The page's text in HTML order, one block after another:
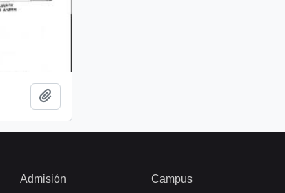
Admisión Campus